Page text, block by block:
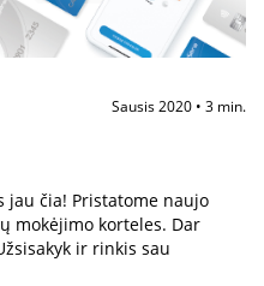
Sausis 2020 • 3 min.
jau čia! Pristatome naujo
mokėjimo korteles. Dar
ir rinkis sau